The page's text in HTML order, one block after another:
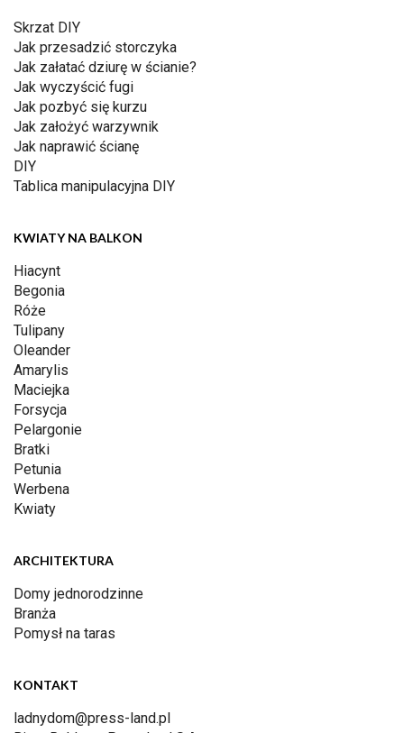
Skrzat DIY
Jak przesadzić storczyka
Jak załatać dziurę w ścianie?
Jak wyczyścić fugi
Jak pozbyć się kurzu
Jak założyć warzywnik
Jak naprawić ścianę
DIY
Tablica manipulacyjna DIY
KWIATY NA BALKON
Hiacynt
Begonia
Róże
Tulipany
Oleander
Amarylis
Maciejka
Forsycja
Pelargonie
Bratki
Petunia
Werbena
Kwiaty
ARCHITEKTURA
Domy jednorodzinne
Branża
Pomysł na taras
KONTAKT
ladnydom@press-land.pl